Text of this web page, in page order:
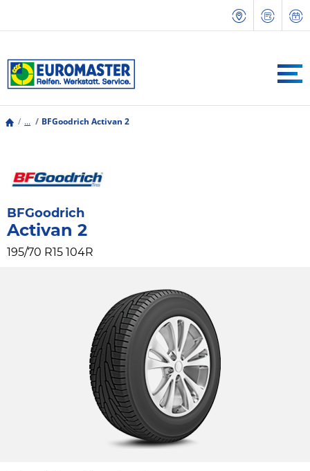
... BFGoodrich Activan 2
BFGoodrich
Activan 2
195/70 R15 104R